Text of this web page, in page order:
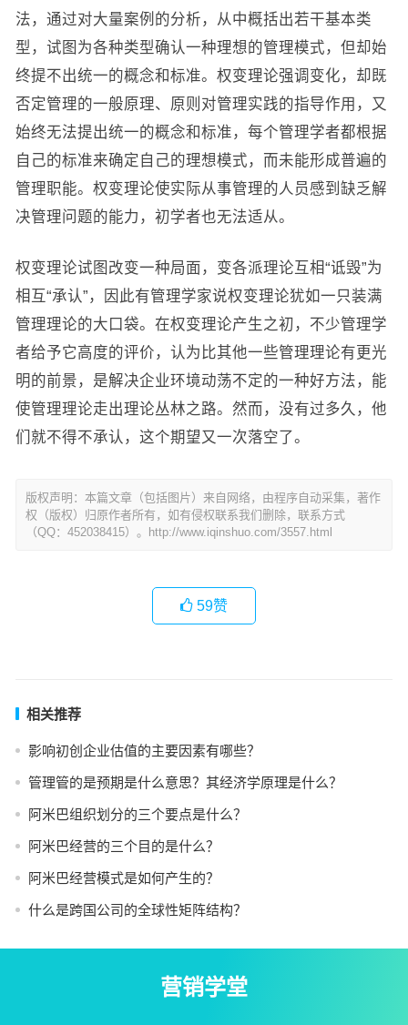
法，通过对大量案例的分析，从中概括出若干基本类
型，试图为各种类型确认一种理想的管理模式，但却始
终提不出统一的概念和标准。权变理论强调变化，却既
否定管理的一般原理、原则对管理实践的指导作用，又
始终无法提出统一的概念和标准，每个管理学者都根据
自己的标准来确定自己的理想模式，而未能形成普遍的
管理职能。权变理论使实际从事管理的人员感到缺乏解
决管理问题的能力，初学者也无法适从。
权变理论试图改变一种局面，变各派理论互相“诋毁”为
相互“承认”，因此有管理学家说权变理论犹如一只装满
管理理论的大口袋。在权变理论产生之初，不少管理学
者给予它高度的评价，认为比其他一些管理理论有更光
明的前景，是解决企业环境动荡不定的一种好方法，能
使管理理论走出理论丛林之路。然而，没有过多久，他
们就不得不承认，这个期望又一次落空了。
版权声明：本篇文章（包括图片）来自网络，由程序自动采集，著作
权（版权）归原作者所有，如有侵权联系我们删除，联系方式
（QQ：452038415）。http://www.iqinshuo.com/3557.html
59赞
相关推荐
影响初创企业估值的主要因素有哪些？
管理管的是预期是什么意思？其经济学原理是什么？
阿米巴组织划分的三个要点是什么？
阿米巴经营的三个目的是什么？
阿米巴经营模式是如何产生的？
什么是跨国公司的全球性矩阵结构？
营销学堂